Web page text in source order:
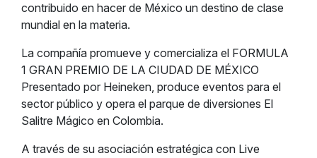
contribuido en hacer de México un destino de clase
mundial en la materia.
La compañía promueve y comercializa el FORMULA
1 GRAN PREMIO DE LA CIUDAD DE MÉXICO
Presentado por Heineken, produce eventos para el
sector público y opera el parque de diversiones El
Salitre Mágico en Colombia.
A través de su asociación estratégica con Live